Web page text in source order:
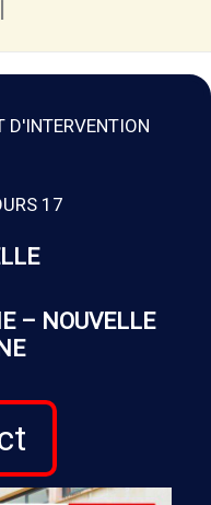
D'INTERVENTION
17
– NOUVELLE